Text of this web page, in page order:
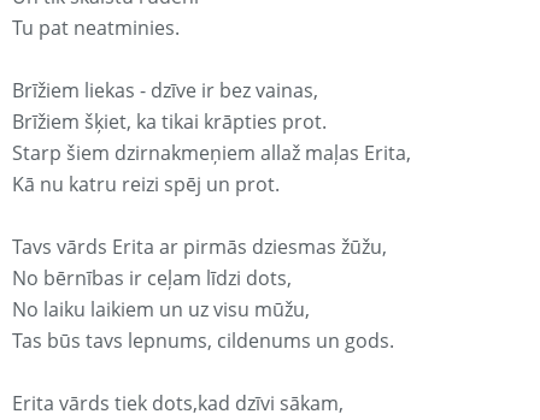
Tu pat neatminies.
Brīžiem liekas - dzīve ir bez vainas,
Brīžiem šķiet, ka tikai krāpties prot.
Starp šiem dzirnakmeņiem allaž maļas Erita,
Kā nu katru reizi spēj un prot.
Tavs vārds Erita ar pirmās dziesmas žūžu,
No bērnības ir ceļam līdzi dots,
No laiku laikiem un uz visu mūžu,
Tas būs tavs lepnums, cildenums un gods.
Erita vārds tiek dots,kad dzīvi sākam,